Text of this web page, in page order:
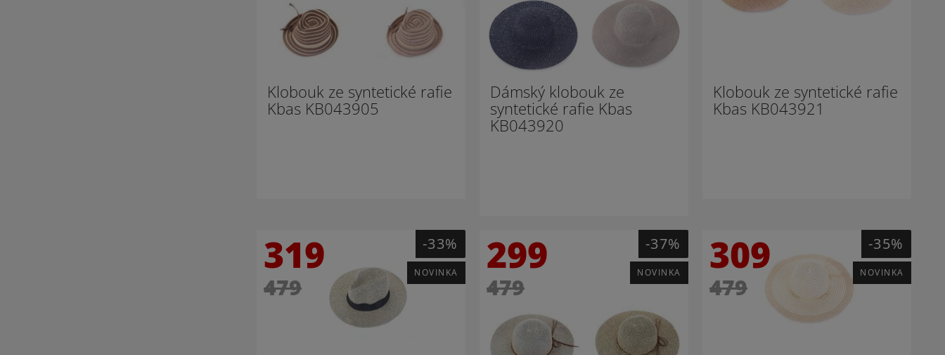
Klobouk ze syntetické rafie
Kbas KB043905
Dámský klobouk ze
syntetické rafie Kbas
KB043920
Klobouk ze syntetické rafie
Kbas KB043921
319
479
-33%
NOVINKA 299
479
-37%
NOVINKA 309
479
-35%
NOVINKA